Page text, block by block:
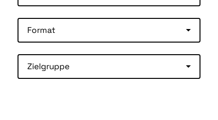
Format
Zielgruppe